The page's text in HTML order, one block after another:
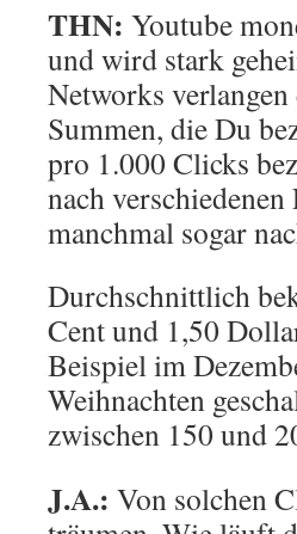
THN: Youtube
und wird stark
Networks
Summen, die Du
pro 1.000 Clicks
nach
manchmal sogar
Durchschnittlich
Cent und 1,50
Beispiel im
Weihnachten
zwischen 150 und
J.A.: Von solchen